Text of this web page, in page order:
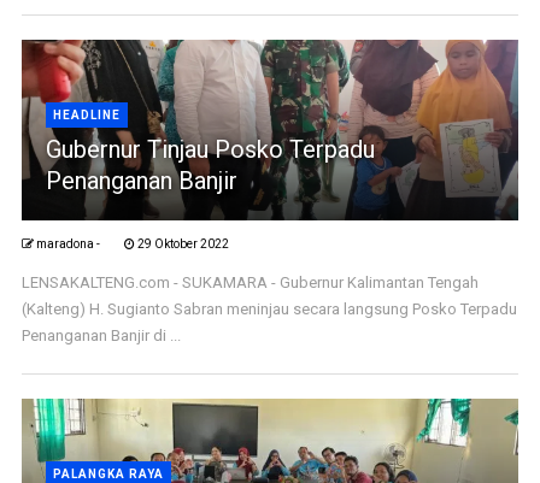
HEADLINE
Gubernur Tinjau Posko Terpadu
Penanganan Banjir
maradona - 29 Oktober 2022
LENSAKALTENG.com - SUKAMARA - Gubernur Kalimantan Tengah
(Kalteng) H. Sugianto Sabran meninjau secara langsung Posko Terpadu
Penanganan Banjir di ...
PALANGKA RAYA